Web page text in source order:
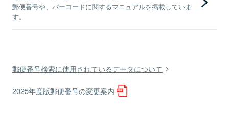
郵便番号や、バーコードに関するマニュアルを掲載していま
す。
郵便番号検索に使用されているデータについて
2025年度版郵便番号の変更案内